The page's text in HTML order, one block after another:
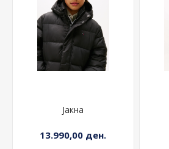
Јакна
13.990,00 ден.